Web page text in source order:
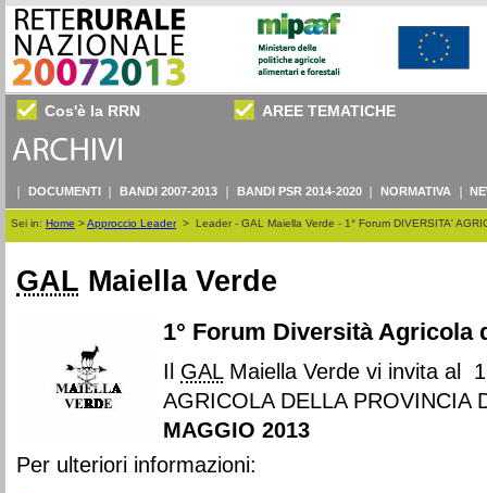
Cos'è la RRN AREE TEMATICHE
DOCUMENTI BANDI 2007-2013 BANDI PSR 2014-2020 NORMATIVA
Sei in: Home >Approccio Leader> Leader - GAL Maiella Verde - 1° Forum DIVERSITA'
GAL Maiella Verde
1° Forum Diversità Agricola
Il GALMaiella Verde vi invita al
AGRICOLA DELLA PROVINCIA
MAGGIO 2013
Per ulteriori informazioni: